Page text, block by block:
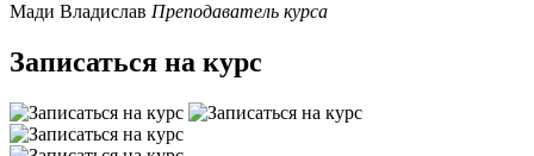
Мади Владислав Преподаватель курса
Записаться на курс